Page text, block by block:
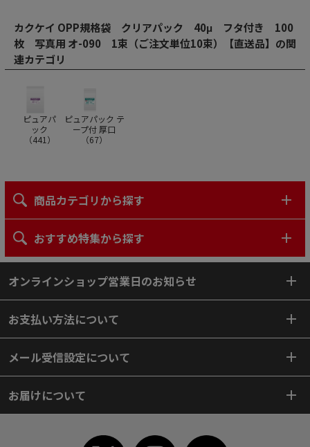
カクケイ OPP規格袋 クリアパック 40μ フタ付き 100
枚 写真用 オ-090 1束（ご注文単位10束）【直送品】の関
連カテゴリ
ピュアパ
ック
（441 ）
ピュアパック テ
ープ付 厚口
（67）
商品カテゴリから探す
おすすめ特集から探す
オンラインショップ営業日のお知らせ
お支払い方法について
メール受信設定について
お届けについて